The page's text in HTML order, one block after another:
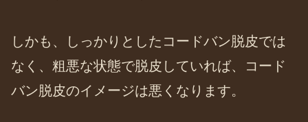
しかも、しっかりとしたコードバン脱皮では
なく、粗悪な状態で脱皮していれば、コード
バン脱皮のイメージは悪くなります。